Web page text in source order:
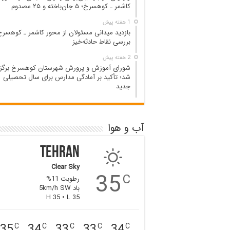
کاشمر ـ کوهسرخ؛ ۵ جان‌باخته و ۲۵ مصدوم
1 هفته پیش
بازدید میدانی مسئولان از محور کاشمر ـ
بررسی نقاط حادثه‌خیز
2 هفته پیش
شورای آموزش و پرورش شهرستان کوهسرخ
شد؛ تأکید بر آمادگی مدارس برای سال تحصیلی
جدید
آب و هوا
35C
Tehran
Clear Sky
رطوبت 11%
باد 5km/h SW
H 35 • L 35
C
C
C
C
C